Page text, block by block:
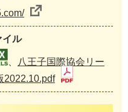
イル
八王子国際協会リー
2022.10.pdf